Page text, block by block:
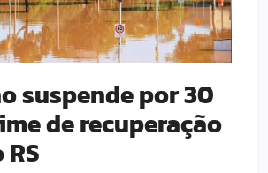
suspende por 30
de recuperação